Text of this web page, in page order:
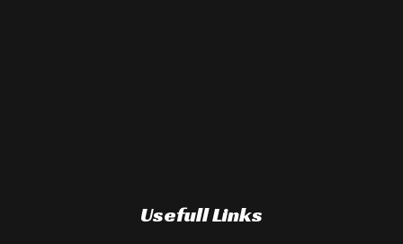
Usefull Links